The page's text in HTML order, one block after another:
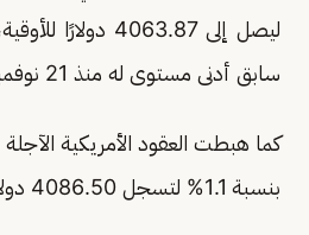
ليصل إلى 4063.87
سابق أدنى مستوى له منذ 21 نوفمبر الماضي.
كما هبطت العقود الأمريكية
بنسبة 1.1% لتسجل 4086.50 دولارًا للأوقية.